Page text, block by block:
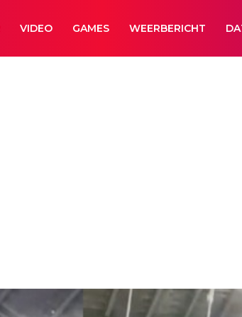
VIDEO GAMES WEERBERICHT